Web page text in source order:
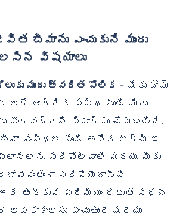
విషయాలు
ముందు త్వరిత పోలిక - మీకు హోమ్
ఆర్థిక సంస్థ నుండి మీరు
పొందవద్దని సిఫార్సు చేయబడింది.
సంస్థల నుండి అనేక టర్మ్ ఇ
సరిపోల్చాలి మరియు మీకు
సరిపోయేదాన్ని
ఇది తక్కువ ప్రీమియం రేటుతో సరైన
పెంచుతుంది మరియు